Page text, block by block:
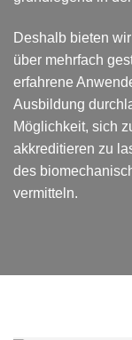
Deshalb bieten
über mehrfach
erfahrene
Ausbildung
Möglichkeit, sich
akkreditieren zu
des
vermitteln.